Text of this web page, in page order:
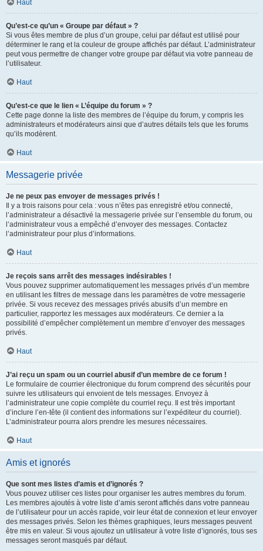
Haut
Qu’est-ce qu’un « Groupe par défaut » ?
Si vous êtes membre de plus d’un groupe, celui par défaut est utilisé pour
déterminer le rang et la couleur de groupe affichés par défaut. L’administrateur
peut vous permettre de changer votre groupe par défaut via votre panneau de
l’utilisateur.
Haut
Qu’est-ce que le lien « L’équipe du forum » ?
Cette page donne la liste des membres de l’équipe du forum, y compris les
administrateurs et modérateurs ainsi que d’autres détails tels que les forums
qu’ils modèrent.
Haut
Messagerie privée
Je ne peux pas envoyer de messages privés !
Il y a trois raisons pour cela : vous n’êtes pas enregistré et/ou connecté,
l’administrateur a désactivé la messagerie privée sur l’ensemble du forum, ou
l’administrateur vous a empêché d’envoyer des messages. Contactez
l’administrateur pour plus d’informations.
Haut
Je reçois sans arrêt des messages indésirables !
Vous pouvez supprimer automatiquement les messages privés d’un membre
en utilisant les filtres de message dans les paramètres de votre messagerie
privée. Si vous recevez des messages privés abusifs d’un membre en
particulier, rapportez les messages aux modérateurs. Ce dernier a la
possibilité d’empêcher complètement un membre d’envoyer des messages
privés.
Haut
J’ai reçu un spam ou un courriel abusif d’un membre de ce forum !
Le formulaire de courrier électronique du forum comprend des sécurités pour
suivre les utilisateurs qui envoient de tels messages. Envoyez à
l’administrateur une copie complète du courriel reçu. Il est très important
d’inclure l’en-tête (il contient des informations sur l’expéditeur du courriel).
L’administrateur pourra alors prendre les mesures nécessaires.
Haut
Amis et ignorés
Que sont mes listes d’amis et d’ignorés ?
Vous pouvez utiliser ces listes pour organiser les autres membres du forum.
Les membres ajoutés à votre liste d’amis seront affichés dans votre panneau
de l’utilisateur pour un accès rapide, voir leur état de connexion et leur envoyer
des messages privés. Selon les thèmes graphiques, leurs messages peuvent
être mis en valeur. Si vous ajoutez un utilisateur à votre liste d’ignorés, tous ses
messages seront masqués par défaut.